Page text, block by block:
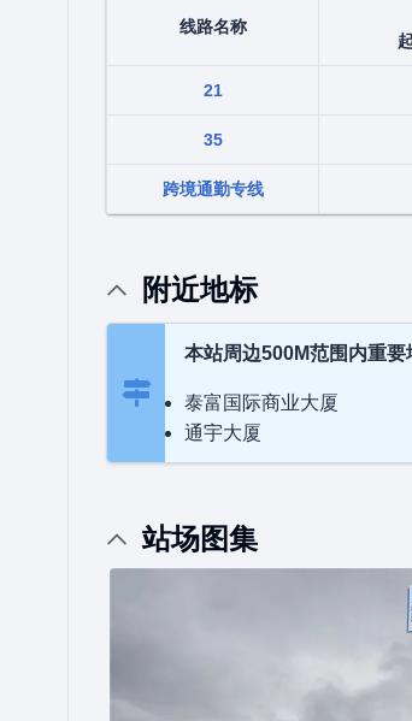
线路名称
21
35
跨境通勤专线
附近地标
本站周边500M范围内重要
泰富国际商业大厦
通宇大厦
站场图集